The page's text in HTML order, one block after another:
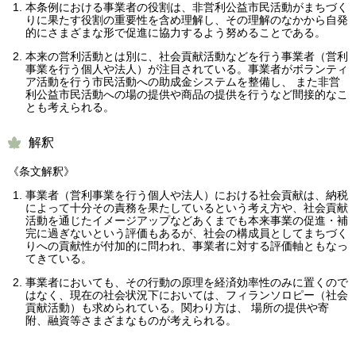
本条例における事業者の役割は、非営利公益市民活動がまちづく
りに果たす役割の重要性を含め理解し、その理解のなかから自発
的にさまざまな形で促進に協力するよう努めることである。
本来の営利活動とは別に、社会貢献活動などを行う事業者（営利
事業を行う個人や法人）が注目されている。事業者がボランティ
ア活動を行う市民活動への助成金システムを整備し、 また非営
利公益市民活動への場の提供や商品の提供を行うなど間接的なこ
とも考えられる。
解釈
《条文解釈》
事業者（営利事業を行う個人や法人）における社会貢献は、納税
によって十分その責務を果たしているという考え方や、社会貢献
活動を通じたイメージアップなどあくまでも本来事業の促進・補
完に過ぎないという評価もあるが、社会の構成員としてまちづく
りへの貢献性が付加的に問われ、事業者に対する評価軸ともなっ
てきている。
事業者においても、その行動の原理を経済効率性のみに置くので
はなく、現在の社会状況下においては、フィランソロピー（社会
貢献活動）も求められている。関わり方は、 場所の提供や寄
附、融資等さまざまなものが考えられる。